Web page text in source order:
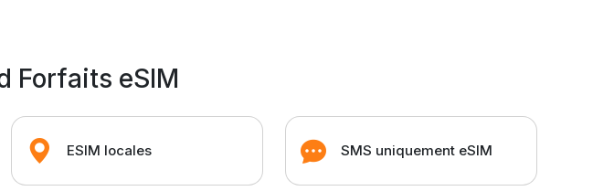
Forfaits eSIM
ESIM locales SMS uniquement eSIM